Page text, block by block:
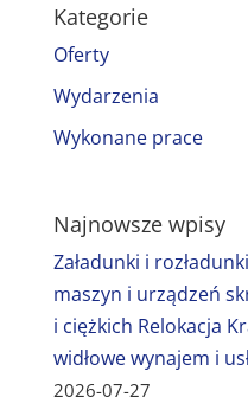
Kategorie
Oferty
Wydarzenia
Wykonane prace
Najnowsze wpisy
Załadunki i
maszyn i urządzeń
i ciężkich Relokacja
widłowe wynajem i
2026-07-27